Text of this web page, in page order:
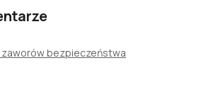
zaworów bezpieczeństwa